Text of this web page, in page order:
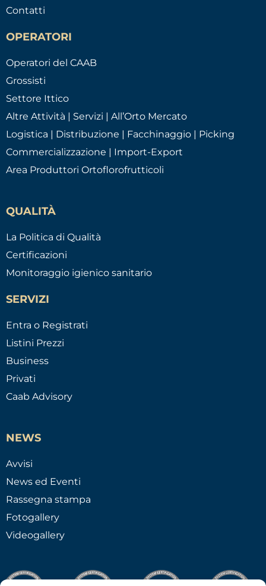
Contatti
OPERATORI
Operatori del CAAB
Grossisti
Settore Ittico
Altre Attività | Servizi | All’Orto Mercato
Logistica | Distribuzione | Facchinaggio | Picking
Commercializzazione | Import-Export
Area Produttori Ortoflorofrutticoli
QUALITÀ
La Politica di Qualità
Certificazioni
Monitoraggio igienico sanitario
SERVIZI
Entra o Registrati
Listini Prezzi
Business
Privati
Caab Advisory
NEWS
Avvisi
News ed Eventi
Rassegna stampa
Fotogallery
Videogallery